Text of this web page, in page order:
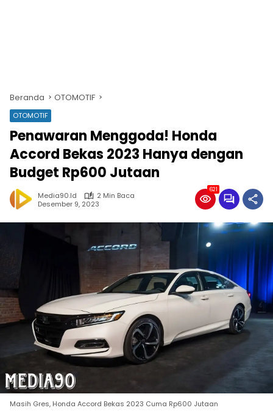
Beranda OTOMOTIF
OTOMOTIF
Penawaran Menggoda! Honda
Accord Bekas 2023 Hanya dengan
Budget Rp600 Jutaan
Media90.id
2 Min Baca
Desember 9, 2023
621
Masih Gres, Honda Accord Bekas 2023 Cuma Rp600 Jutaan